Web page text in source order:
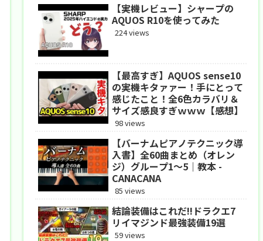
【実機レビュー】シャープの
AQUOS R10を使ってみた
224 views
【最高すぎ】AQUOS sense10
の実機キタァァー！手にとって
感じたこと！全6色カラバリ＆
サイズ感良すぎｗｗｗ【感想】
98 views
【バーナムピアノテクニック導
入書】全60曲まとめ（オレン
ジ）グループ1〜5｜教本 -
CANACANA
85 views
結論装備はこれだ!!ドラクエ7
リイマジンド最強装備19選
59 views